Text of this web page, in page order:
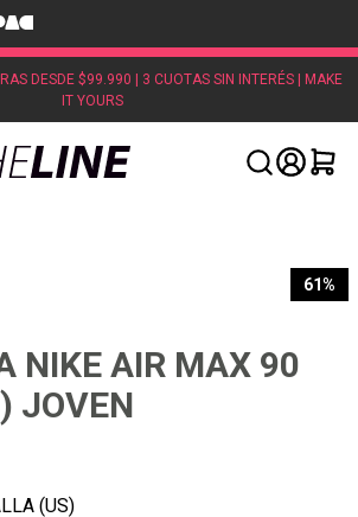
DESDE $99.990 | 3 CUOTAS SIN INTERÉS | MAKE
IT YOURS
61%
NIKE AIR MAX 90
JOVEN